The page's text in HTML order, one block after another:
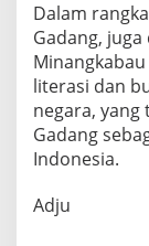
Dalam
Gadang,
literasi dan
negara, yang
Gadang
Indonesia.
Adju